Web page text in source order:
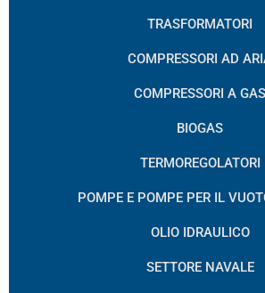
TRASFORMATORI
COMPRESSORI AD
COMPRESSORI A GAS
BIOGAS
TERMOREGOLATORI
POMPE E POMPE PER IL
OLIO IDRAULICO
SETTORE NAVALE